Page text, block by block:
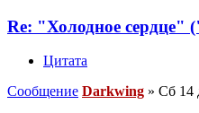
Re: "Холодное сердце"
Цитата
Сообщение Darkwing » Сб 14